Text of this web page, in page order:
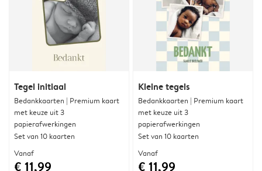
Tegel initiaal
Bedankkaarten | Premium kaart
met keuze uit 3
papierafwerkingen
Set van 10 kaarten
Vanaf
€ 11,99
Kleine tegels
Bedankkaarten | Premium kaart
met keuze uit 3
papierafwerkingen
Set van 10 kaarten
Vanaf
€ 11,99